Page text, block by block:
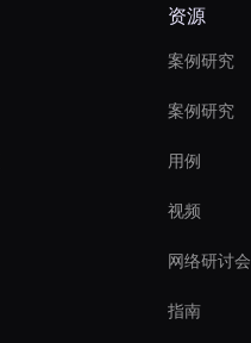
资源
案例研究
案例研究
用例
视频
网络研讨会
指南